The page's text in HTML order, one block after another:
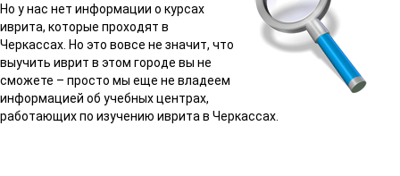
Но у нас нет информации о курсах
иврита, которые проходят в
Черкассах. Но это вовсе не значит, что
выучить иврит в этом городе вы не
сможете – просто мы еще не владеем
информацией об учебных центрах,
работающих по изучению иврита в Черкассах.